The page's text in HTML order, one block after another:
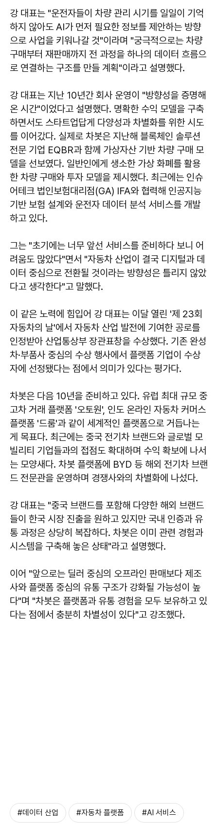
강 대표는 "운전자들이 차량 관리 시기를 일일이 기억
하지 않아도 AI가 먼저 필요한 정보를 제안하는 방향
으로 사업을 키워나갈 것"이라며 "궁극적으로는 차량
구매부터 재판매까지 전 과정을 하나의 데이터 흐름으
로 연결하는 구조를 만들 계획"이라고 설명했다.
강 대표는 지난 10년간 회사 운영이 "방향성을 증명해
온 시간"이었다고 설명했다. 명확한 수익 모델을 구축
하면서도 스타트업답게 다양성과 차별화를 위한 시도
를 이어갔다. 실제로 차봇은 지난해 블록체인 솔루션
전문 기업 EQBR과 함께 가상자산 기반 차량 구매 모
델을 선보였다. 일반인에게 생소한 가상 화폐를 활용
한 차량 구매와 투자 모델을 제시했다. 최근에는 인슈
어테크 법인보험대리점(GA) IFA와 협력해 인공지능
기반 보험 설계와 운전자 데이터 분석 서비스를 개발
하고 있다.
그는 "초기에는 너무 앞선 서비스를 준비하다 보니 어
려움도 많았다"면서 "자동차 산업이 결국 디지털과 데
이터 중심으로 전환될 것이라는 방향성은 틀리지 않았
다고 생각한다"고 말했다.
이 같은 노력에 힘입어 강 대표는 이달 열린 '제 23회
자동차의 날'에서 자동차 산업 발전에 기여한 공로를
인정받아 산업통상부 장관표창을 수상했다. 기존 완성
차·부품사 중심의 수상 행사에서 플랫폼 기업이 수상
자에 선정됐다는 점에서 의미가 있다는 평가다.
차봇은 다음 10년을 준비하고 있다. 유럽 최대 규모 중
고차 거래 플랫폼 '오토원', 인도 온라인 자동차 커머스
플랫폼 '드룸'과 같이 세계적인 플랫폼으로 거듭나는
게 목표다. 최근에는 중국 전기차 브랜드와 글로벌 모
빌리티 기업들과의 접점도 확대하며 수익 확보에 나서
는 모양새다. 차봇 플랫폼에 BYD 등 해외 전기차 브랜
드 전문관을 운영하며 경쟁사와의 차별화에 나섰다.
강 대표는 "중국 브랜드를 포함해 다양한 해외 브랜드
들이 한국 시장 진출을 원하고 있지만 국내 인증과 유
통 과정은 상당히 복잡하다. 차봇은 이미 관련 경험과
시스템을 구축해 놓은 상태"라고 설명했다.
이어 "앞으로는 딜러 중심의 오프라인 판매보다 제조
사와 플랫폼 중심의 유통 구조가 강화될 가능성이 높
다"며 "차봇은 플랫폼과 유통 경험을 모두 보유하고 있
다는 점에서 충분히 차별성이 있다"고 강조했다.
#데이터 산업 #자동차 플랫폼 #AI 서비스